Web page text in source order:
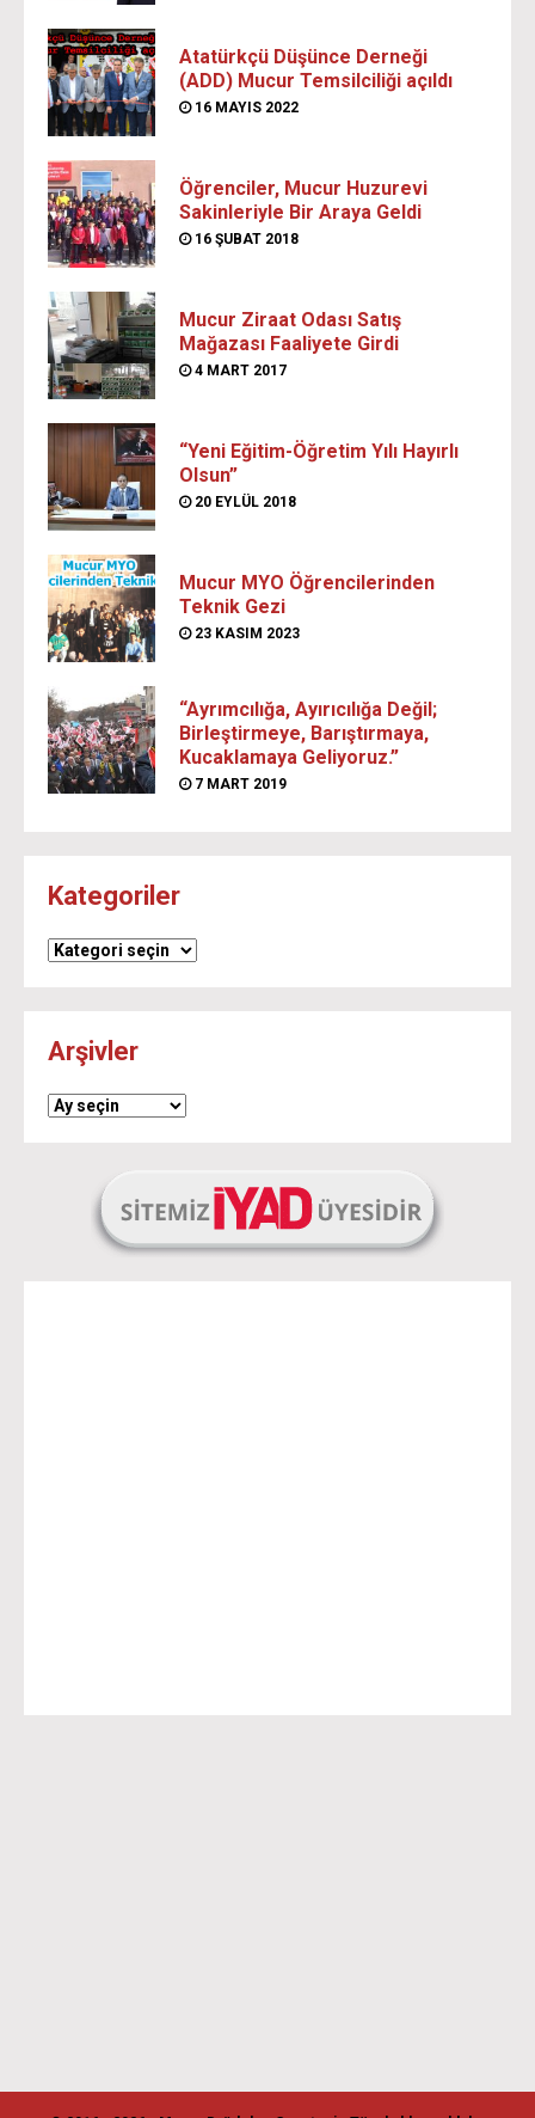
Atatürkçü Düşünce Derneği
(ADD) Mucur Temsilciliği açıldı
16 MAYIS 2022
Öğrenciler, Mucur Huzurevi
Sakinleriyle Bir Araya Geldi
16 ŞUBAT 2018
Mucur Ziraat Odası Satış
Mağazası Faaliyete Girdi
4 MART 2017
“Yeni Eğitim-Öğretim Yılı Hayırlı
Olsun”
20 EYLÜL 2018
Mucur MYO Öğrencilerinden
Teknik Gezi
23 KASIM 2023
“Ayrımcılığa, Ayırıcılığa Değil;
Birleştirmeye, Barıştırmaya,
Kucaklamaya Geliyoruz.”
7 MART 2019
Kategoriler
Kategoriler
Arşivler
Arşivler